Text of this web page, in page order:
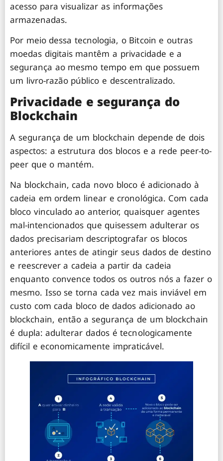
acesso para visualizar as informações
armazenadas.
Por meio dessa tecnologia, o Bitcoin e outras
moedas digitais mantêm a privacidade e a
segurança ao mesmo tempo em que possuem
um livro-razão público e descentralizado.
Privacidade e segurança do
Blockchain
A segurança de um blockchain depende de dois
aspectos: a estrutura dos blocos e a rede peer-to-
peer que o mantém.
Na blockchain, cada novo bloco é adicionado à
cadeia em ordem linear e cronológica. Com cada
bloco vinculado ao anterior, quaisquer agentes
mal-intencionados que quisessem adulterar os
dados precisariam descriptografar os blocos
anteriores antes de atingir seus dados de destino
e reescrever a cadeia a partir da cadeia
enquanto convence todos os outros nós a fazer o
mesmo. Isso se torna cada vez mais inviável em
custo com cada bloco de dados adicionado ao
blockchain, então a segurança de um blockchain
é dupla: adulterar dados é tecnologicamente
difícil e economicamente impraticável.